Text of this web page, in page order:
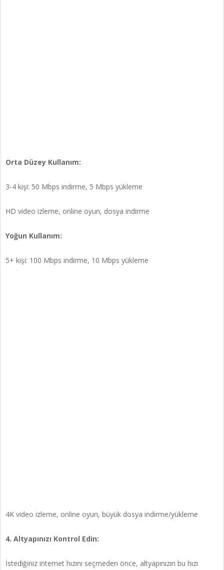
Orta Düzey Kullanım:
3-4 kişi: 50 Mbps indirme, 5 Mbps yükleme
HD video izleme, online oyun, dosya indirme
Yoğun Kullanım:
5+ kişi: 100 Mbps indirme, 10 Mbps yükleme
4K video izleme, online oyun, büyük dosya indirme/yükleme
4. Altyapınızı Kontrol Edin:
İstediğiniz internet hızını seçmeden önce, altyapınızın bu hızı